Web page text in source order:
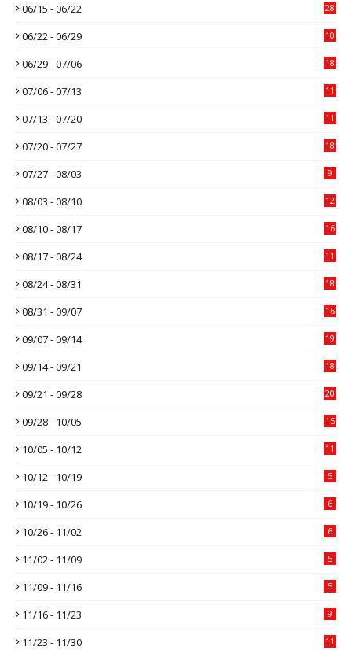
06/15 - 06/22 28
06/22 - 06/29 10
06/29 - 07/06 18
07/06 - 07/13 11
07/13 - 07/20 11
07/20 - 07/27 18
07/27 - 08/03 9
08/03 - 08/10 12
08/10 - 08/17 16
08/17 - 08/24 11
08/24 - 08/31 18
08/31 - 09/07 16
09/07 - 09/14 19
09/14 - 09/21 18
09/21 - 09/28 20
09/28 - 10/05 15
10/05 - 10/12 11
10/12 - 10/19 5
10/19 - 10/26 6
10/26 - 11/02 6
11/02 - 11/09 5
11/09 - 11/16 5
11/16 - 11/23 9
11/23 - 11/30 11